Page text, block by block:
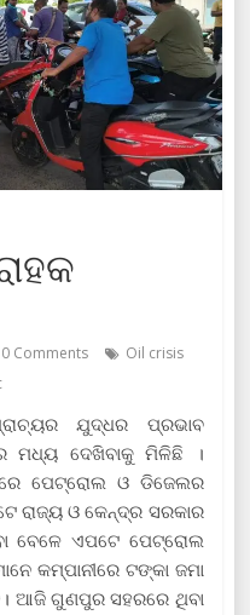
0 Comments
Oil crisis
ଯୁଦ୍ଧର ପ୍ରଭାବ
ମଧ୍ୟ ଦେଖିବାକୁ ମିଳିଛି ।
ପେଟ୍ରୋଲ ଓ ଡିଜେଲର
ରାଜ୍ୟ ଓ କେନ୍ଦ୍ର ସରକାର
ବେଳେ ଏପଟେ ପେଟ୍ରୋଲ
କମ୍ପାନୀରେ ଟଙ୍କା ଜମା
ଆଜି ଗୁଣପୁର ସହରରେ ଥିବା